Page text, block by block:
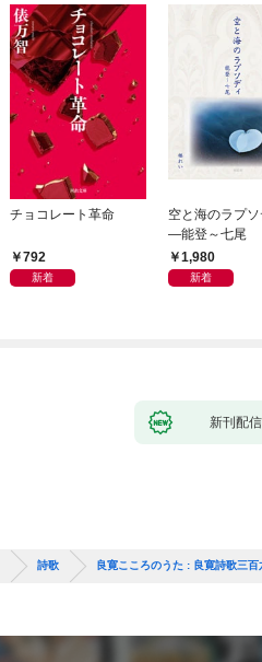
チョコレート革命
792
新着
空と海のラプ
―能登～七尾
1,980
新着
新刊配
詩歌 良寛こころのうた : 良寛詩歌三百